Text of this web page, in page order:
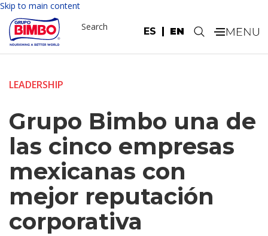
Skip to main content
ES EN
Search .
LEADERSHIP
Grupo Bimbo una de
las cinco empresas
mexicanas con
mejor reputación
corporativa